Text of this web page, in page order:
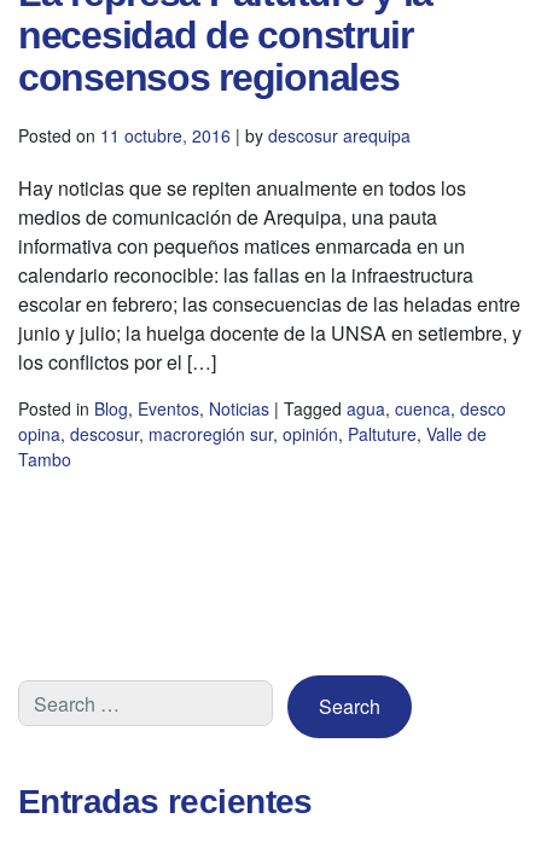
necesidad de construir
consensos regionales
Posted on 11 octubre, 2016 | by descosur arequipa
Hay noticias que se repiten anualmente en todos los
medios de comunicación de Arequipa, una pauta
informativa con pequeños matices enmarcada en un
calendario reconocible: las fallas en la infraestructura
escolar en febrero; las consecuencias de las heladas entre
junio y julio; la huelga docente de la UNSA en setiembre, y
los conflictos por el […]
Posted in Blog, Eventos, Noticias | Tagged agua, cuenca, desco
opina, descosur, macroregión sur, opinión, Paltuture, Valle de
Tambo
Entradas recientes